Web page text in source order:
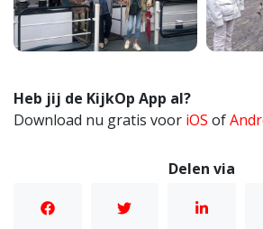
Heb jij de KijkOp App al?
Download nu gratis voor iOS of
Delen via